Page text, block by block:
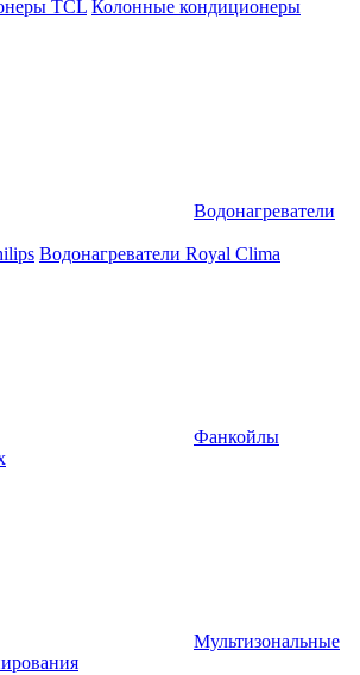
TCL Колонные кондиционеры
Водонагреватели
Водонагреватели Royal Clima
Фанкойлы
Мультизональные